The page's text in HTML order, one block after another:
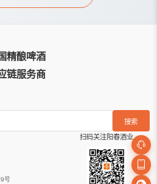
精酿啤酒
链服务商
搜索
号
扫码关注阳春酒业